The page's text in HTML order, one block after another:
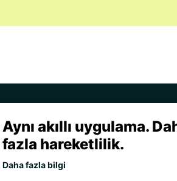
Aynı akıllı uygulama.
fazla hareketlilik.
Daha fazla bilgi